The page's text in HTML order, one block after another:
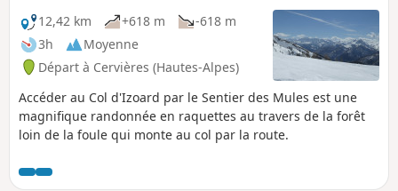
12,42 km
+618 m
-618 m
3h
Moyenne
Départ à Cervières (Hautes-Alpes)
Accéder au Col d'Izoard par le Sentier des Mules est une
magnifique randonnée en raquettes au travers de la forêt
loin de la foule qui monte au col par la route.